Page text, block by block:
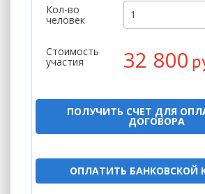
Кол-во
человек
Стоимость
участия 32 800
ПОЛУЧИТЬ СЧЕТ ДЛЯ
ДОГОВОРА
ОПЛАТИТЬ БАНКОВСКОЙ